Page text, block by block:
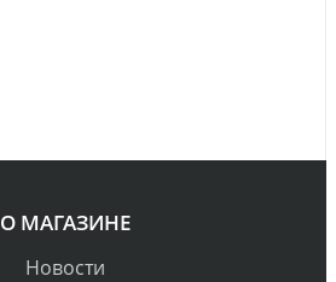
О МАГАЗИНЕ
Новости